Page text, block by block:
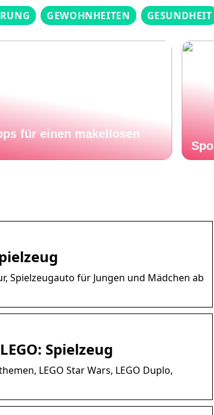
GEWOHNHEITEN GESUNDHEIT
für einen makellosen
Spielzeugauto für Jungen und Mädchen ab
Spielzeug
LEGO Star Wars, LEGO Duplo,